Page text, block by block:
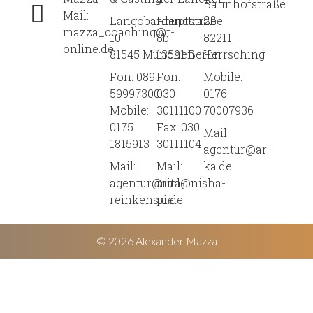
Mail:
mazza_coaching@t-
online.de
Langobardenstraße
10
81545 München
Fon: 089
59997300
Mobile:
0175
1815913
Mail:
agentur@rita-
reinkens.de
Hauptstraße
8b
13591 Berlin
Fon:
030
30111100
Fax: 030
30111104
Mail:
mail@nisha-
pr.de
Bahnhofstraße
2
82211
Herrsching
Mobile:
0176
70007936
Mail:
agentur@ar-
ka.de
© 2026 Alexander Mazza